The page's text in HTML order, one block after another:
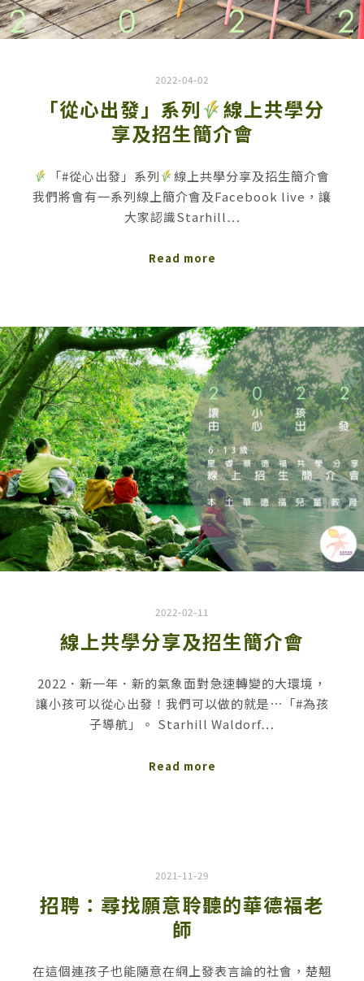
2022-04-02
「從心出發」系列
線上共學分
享及招生簡介會
「#從心出發」系列
線上共學分享及招生簡介會
我們將會有一系列線上簡介會及Facebook live，讓
大家認識Starhill…
Read more
2022-02-11
線上共學分享及招生簡介會
2022．新一年．新的氣象面對急速轉變的大環境，
讓小孩可以從心出發！我們可以做的就是⋯「#為孩
子導航」。 Starhill Waldorf…
Read more
2021-11-29
招聘：尋找願意聆聽的華德福老
師
在這個連孩子也能隨意在網上發表言論的社會，楚翹